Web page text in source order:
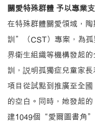
關愛特殊群體 予以專業
在特殊群體關愛領域，
訓”（CST）專案，為孤
界衛生組織等機構發起
訓，説明孤獨症兒童家
項目從試點到推廣至全
的空白。同時，她發起
建1049個“愛爾圖書角”